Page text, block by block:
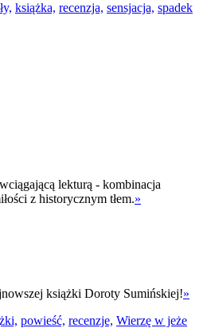
książka, recenzja, sensjacja, spadek
lekturą - kombinacja
z historycznym tłem.»
książki Doroty Sumińskiej!»
powieść, recenzje, Wierzę w jeże